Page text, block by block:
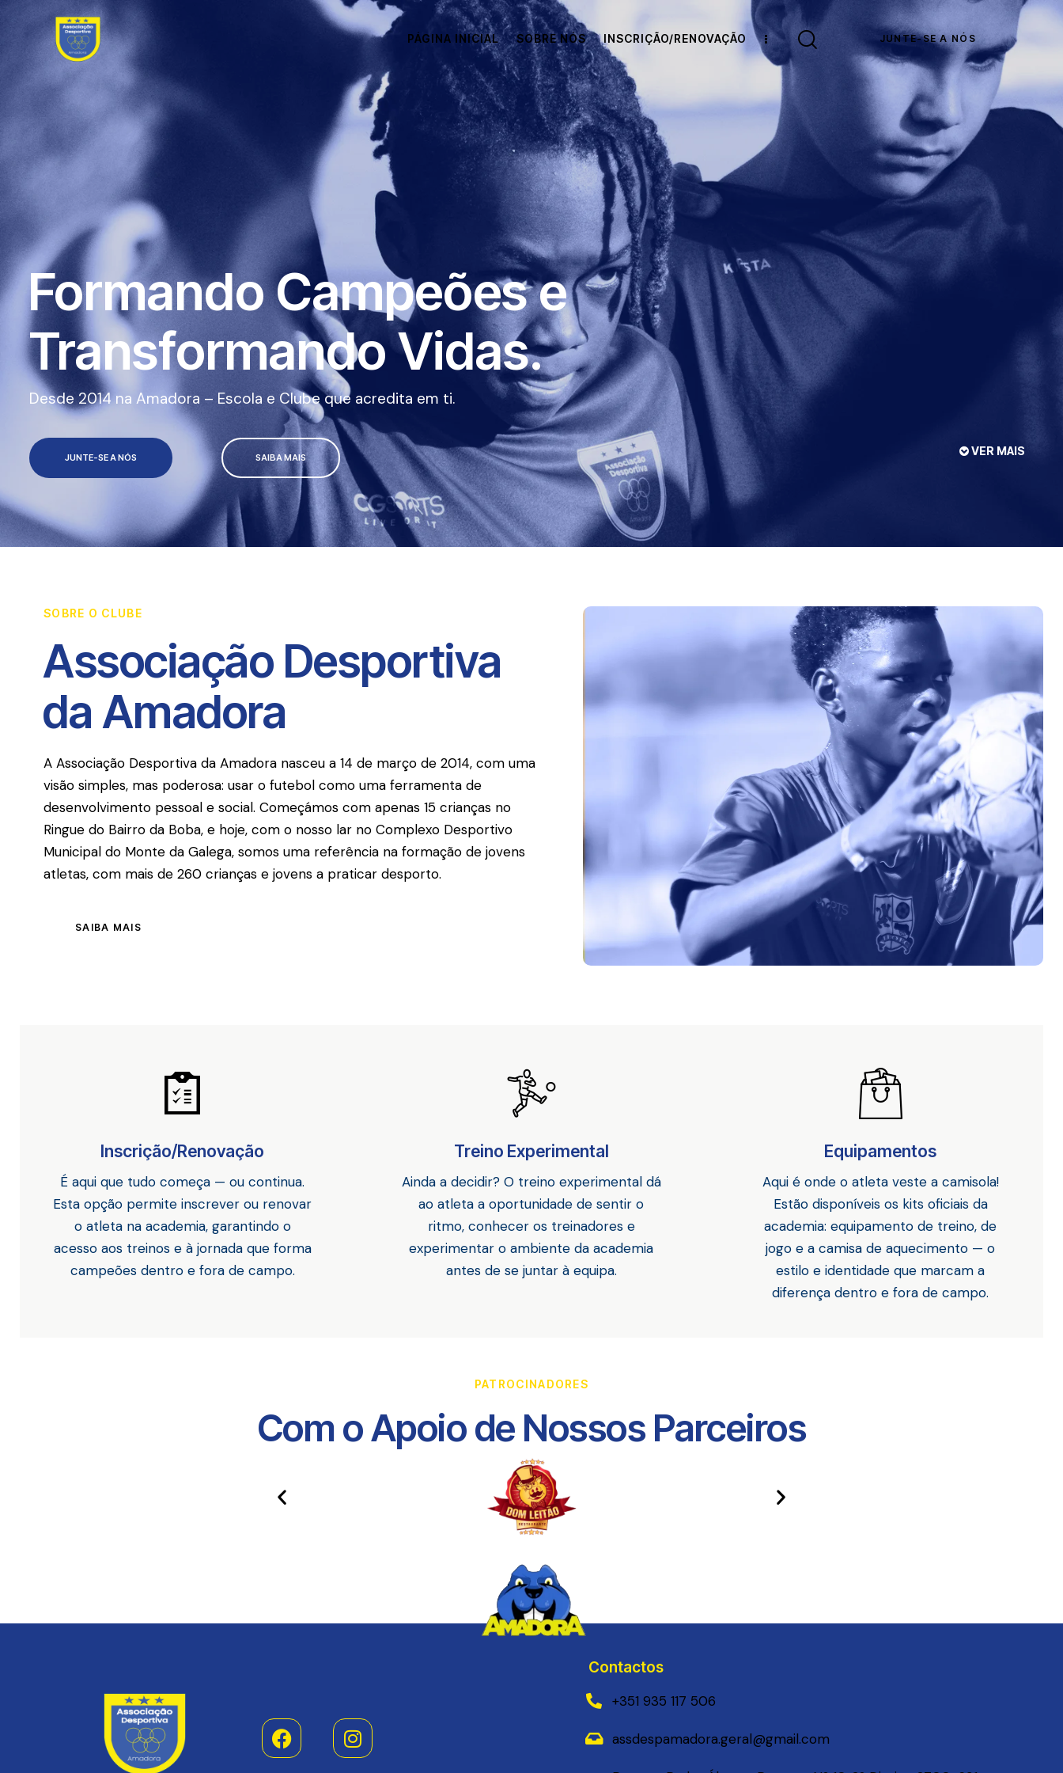
PÁGINA INICIAL SOBRE NÓS INSCRIÇÃO/RENOVAÇÃO JUNTE-SE A NÓS
VER MAIS
SAIBA MAIS
JUNTE-SE A NÓS
Desde 2014 na Amadora – Escola e Clube que acredita em ti.
Formando Campeões e
Transformando Vidas.
SOBRE O CLUBE
Associação Desportiva
da Amadora
A Associação Desportiva da Amadora nasceu a 14 de março de 2014, com uma
visão simples, mas poderosa: usar o futebol como uma ferramenta de
desenvolvimento pessoal e social. Começámos com apenas 15 crianças no
Ringue do Bairro da Boba, e hoje, com o nosso lar no Complexo Desportivo
Municipal do Monte da Galega, somos uma referência na formação de jovens
atletas, com mais de 260 crianças e jovens a praticar desporto.
SAIBA MAIS
Inscrição/Renovação
É aqui que tudo começa — ou continua.
Esta opção permite inscrever ou renovar
o atleta na academia, garantindo o
acesso aos treinos e à jornada que forma
campeões dentro e fora de campo.
Treino Experimental
Ainda a decidir? O treino experimental dá
ao atleta a oportunidade de sentir o
ritmo, conhecer os treinadores e
experimentar o ambiente da academia
antes de se juntar à equipa.
Equipamentos
Aqui é onde o atleta veste a camisola!
Estão disponíveis os kits oficiais da
academia: equipamento de treino, de
jogo e a camisa de aquecimento — o
estilo e identidade que marcam a
diferença dentro e fora de campo.
PATROCINADORES
Com o Apoio de Nossos Parceiros​
Contactos
+351 935 117 506
assdespamadora.geral@gmail.com